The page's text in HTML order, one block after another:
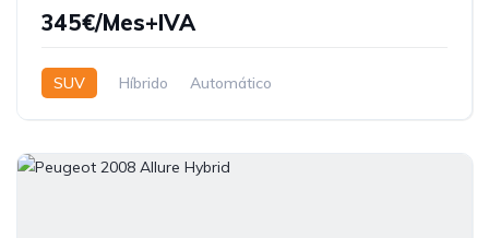
345€/Mes+IVA
SUV Híbrido Automático